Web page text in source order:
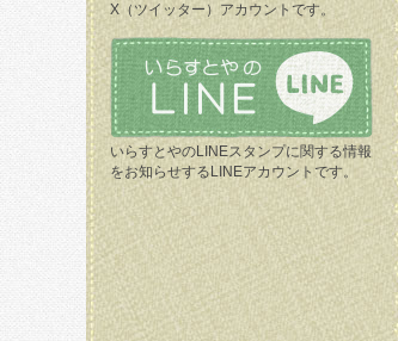
X（ツイッター）アカウントです。
いらすとやのLINEスタンプに関する情報
をお知らせするLINEアカウントです。